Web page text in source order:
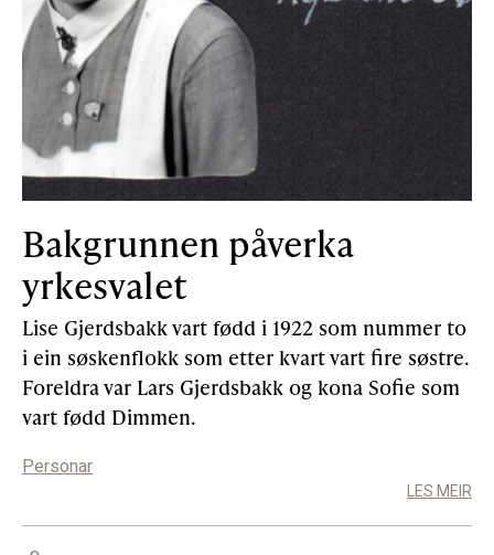
Bakgrunnen påverka
yrkesvalet
Lise Gjerdsbakk vart fødd i 1922 som nummer to
i ein søskenflokk som etter kvart vart fire søstre.
Foreldra var Lars Gjerdsbakk og kona Sofie som
vart fødd Dimmen.
Personar
LES MEIR